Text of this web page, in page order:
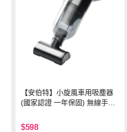
【安伯特】小旋風車用吸塵器
(國家認證 一年保固) 無線手持
黑色
$598